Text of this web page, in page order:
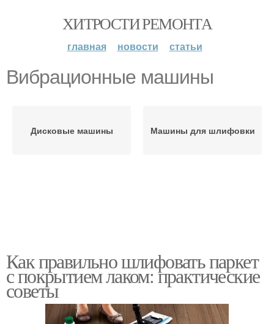
ХИТРОСТИ РЕМОНТА
главная новости статьи
Вибрационные машины
Дисковые машины Машины для шлифовки
Как правильно шлифовать паркет
с покрытием лаком: практические
советы